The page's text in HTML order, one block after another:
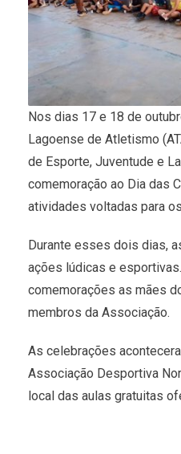
Nos dias 17 e 18 de
Lagoense de Atletismo
de Esporte, Juventude e
comemoração ao Dia das
atividades voltadas para
Durante esses dois dias,
ações lúdicas e
comemorações as mães
membros da Associação.
As celebrações
Associação Desportiva
local das aulas gratuitas